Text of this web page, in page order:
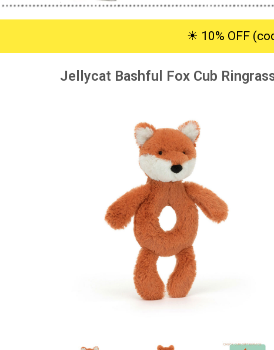
☀︎ 10% OFF
Jellycat Bashful Fox Cub